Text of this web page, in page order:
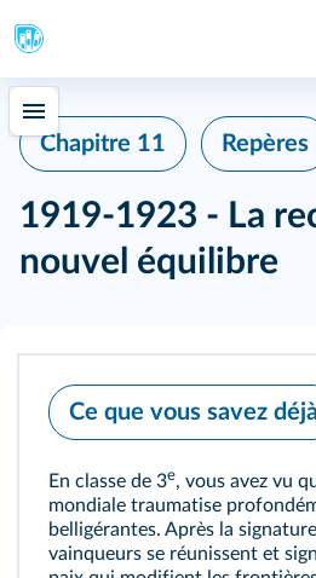
Chapitre 11 Repères
1919-1923 - La
nouvel équilibre
Ce que vous savez déjà
En classe de 3e, vous avez vu
mondiale traumatise
belligérantes. Après la
vainqueurs se réunissent et